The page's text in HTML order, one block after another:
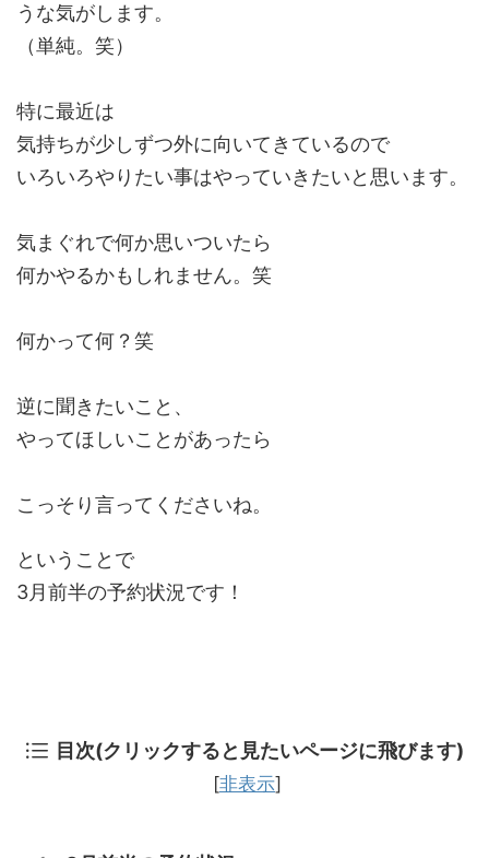
うな気がします。
（単純。笑）
特に最近は
気持ちが少しずつ外に向いてきているので
いろいろやりたい事はやっていきたいと思います。
気まぐれで何か思いついたら
何かやるかもしれません。笑
何かって何？笑
逆に聞きたいこと、
やってほしいことがあったら
こっそり言ってくださいね。
ということで
3月前半の予約状況です！
目次(クリックすると見たいページに飛びます)
[非表示]